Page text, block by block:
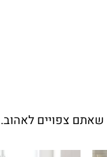
שאתם צפויים